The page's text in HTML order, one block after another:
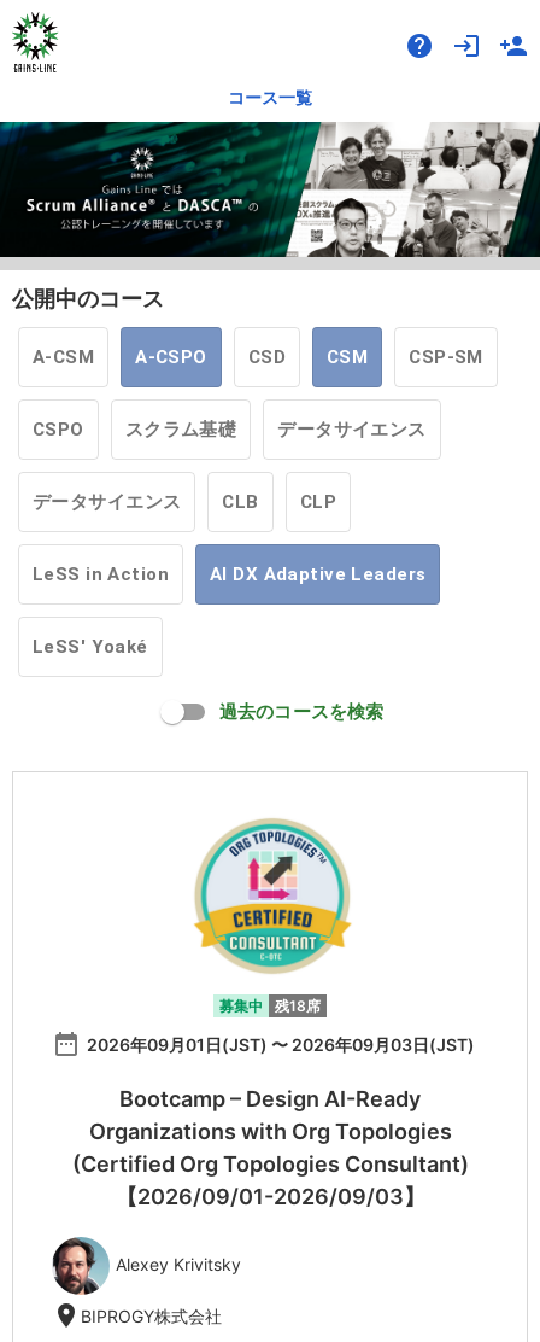
help login person_add
コース一覧
公開中のコース
A-CSM A-CSPO CSD CSM CSP-SM
CSPO スクラム基礎 データサイエンス
データサイエンス CLB CLP
LeSS in Action AI DX Adaptive Leaders
LeSS' Yoaké
過去のコースを検索
募集中 残18席
date_range 2026年09月01日(JST) 〜 2026年09月03日(JST)
Bootcamp – Design AI-Ready
Organizations with Org Topologies
(Certified Org Topologies Consultant)
【2026/09/01-2026/09/03】
Alexey Krivitsky
location_on BIPROGY株式会社